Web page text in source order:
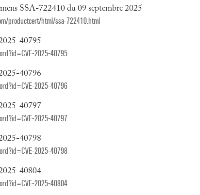
SSA-722410 du 09 septembre 2025
productcert/html/ssa-722410.html
40795
2025-40795
40796
2025-40796
40797
2025-40797
40798
2025-40798
40804
2025-40804